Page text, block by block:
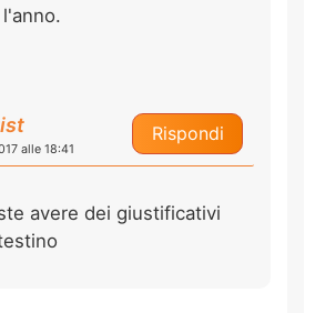
Rispondi
alle 18:41
avere dei giustificativi